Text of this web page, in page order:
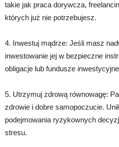
takie jak praca dorywcza,
których już nie potrzebujesz.
4. Inwestuj mądrze: Jeśli masz
inwestowanie jej w bezpieczne
obligacje lub fundusze
5. Utrzymuj zdrową równowagę:
zdrowie i dobre samopoczucie.
podejmowania ryzykownych
stresu.